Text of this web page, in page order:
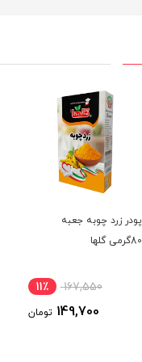
پودر زرد چوبه جعبه
80گرمی گلها
167,550 11٪
149,700 تومان